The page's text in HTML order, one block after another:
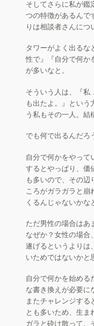
そしてさらに私が鑑
つの特徴があるんで
りは相談者さんにつ
タワーがよく出るな
性で』『自分で何か
が多いなと。
そういう人は、『私
も出たよ。』という
う私もその一人。結
でも何で出るんだろ
自分で何かをやって
するとやっぱり、価
も多いので、その辺
ころがガラガラと崩
くるんじゃないかな
ただ男性の場合はあ
なぜか？女性の場合
遂げるというよりは
いためではないかと
自分で何かを始める
な書き換えが必要に
またチャレンジする
とも多いため、生ま
ガラと砕け散って、